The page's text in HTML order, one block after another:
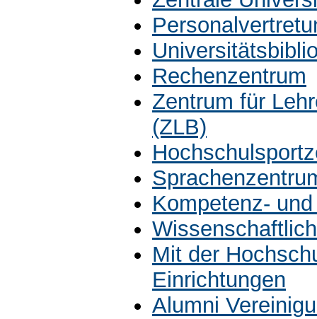
Rechenzentrum
Zentrum für
(ZLB)
Kompetenz-
Mit der
Einrichtungen
Alumni